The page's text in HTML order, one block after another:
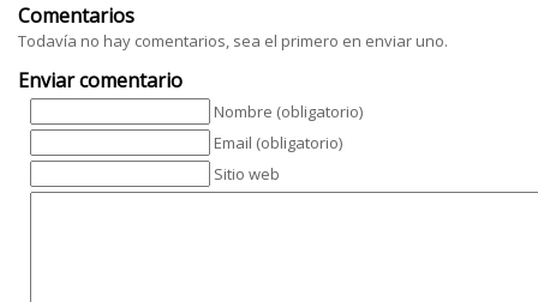
Comentarios
Todavía no hay comentarios, sea el primero en enviar uno.
Enviar comentario
Nombre (obligatorio)
Email (obligatorio)
Sitio web